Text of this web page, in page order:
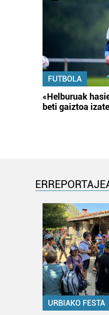
FUTBOLA
«Helburuak
beti gaiztoa
URBIAKO FESTA